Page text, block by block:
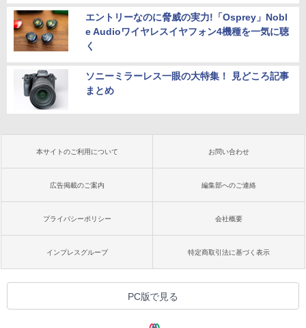
エントリーなのに脅威の実力!「Osprey」Nobl
e Audioワイヤレスイヤフォン4機種を一気に聴
く
ソニーミラーレス一眼の大特集！ 見どころ記事
まとめ
本サイトのご利用について お問い合わせ
広告掲載のご案内 編集部へのご連絡
プライバシーポリシー 会社概要
インプレスグループ 特定商取引法に基づく表示
PC版で見る